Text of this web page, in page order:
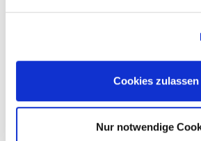
Cookies zulassen
Nur notwendige
Auftraggeber-Sicht ist
Bedingung Teil des
Risikomanagements. Es
kommen, die diese